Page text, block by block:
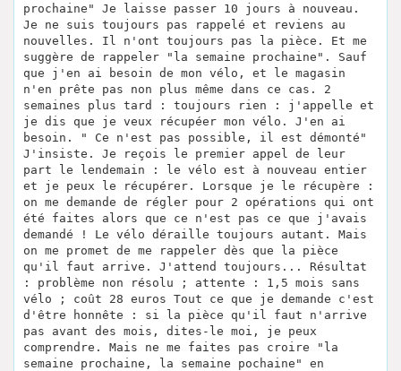
prochaine" Je laisse passer 10 jours à nouveau.
Je ne suis toujours pas rappelé et reviens au
nouvelles. Il n'ont toujours pas la pièce. Et me
suggère de rappeler "la semaine prochaine". Sauf
que j'en ai besoin de mon vélo, et le magasin
n'en prête pas non plus même dans ce cas. 2
semaines plus tard : toujours rien : j'appelle et
je dis que je veux récupéer mon vélo. J'en ai
besoin. " Ce n'est pas possible, il est démonté"
J'insiste. Je reçois le premier appel de leur
part le lendemain : le vélo est à nouveau entier
et je peux le récupérer. Lorsque je le récupère :
on me demande de régler pour 2 opérations qui ont
été faites alors que ce n'est pas ce que j'avais
demandé ! Le vélo déraille toujours autant. Mais
on me promet de me rappeler dès que la pièce
qu'il faut arrive. J'attend toujours... Résultat
: problème non résolu ; attente : 1,5 mois sans
vélo ; coût 28 euros Tout ce que je demande c'est
d'être honnête : si la pièce qu'il faut n'arrive
pas avant des mois, dites-le moi, je peux
comprendre. Mais ne me faites pas croire "la
semaine prochaine, la semaine pochaine" en